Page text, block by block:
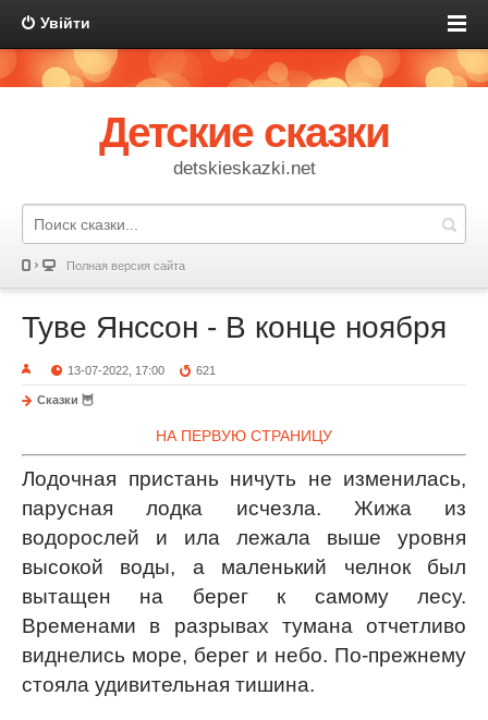
Увійти
Детские сказки
detskieskazki.net
Полная версия сайта
Туве Янссон - В конце ноября
13-07-2022, 17:00 621
Сказки 🦉
НА ПЕРВУЮ СТРАНИЦУ
Лодочная пристань ничуть не изменилась,
парусная лодка исчезла. Жижа из
водорослей и ила лежала выше уровня
высокой воды, а маленький челнок был
вытащен на берег к самому лесу.
Временами в разрывах тумана отчетливо
виднелись море, берег и небо. По-прежнему
стояла удивительная тишина.